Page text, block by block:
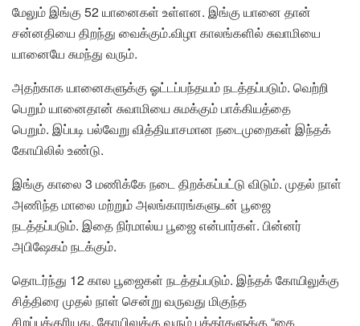
மேலும் இங்கு 52 யானைகள் உள்ளன. இங்கு யானை தான்
சன்னதியை திறந்து வைக்கும்.விழா காலங்களில் சுவாமியை
யானையே சுமந்து வரும்.
அதற்காக யானைகளுக்கு ஓட்டப்பந்தயம் நடத்தப்படும். வெற்றி
பெறும் யானைதான் சுவாமியை சுமக்கும் பாக்கியத்தை
பெறும். இப்படி பல்வேறு வித்தியாசமான நடைமுறைகள் இந்தக்
கோயிலில் உண்டு.
இங்கு காலை 3 மணிக்கே நடை திறக்கப்பட்டு விடும். முதல் நாள்
அணிந்த மாலை மற்றும் அலங்காரங்களுடன் பூஜை
நடத்தப்படும். இதை நிர்மால்ய பூஜை என்பார்கள். பின்னர்
அபிஷேகம் நடக்கும்.
தொடர்ந்து 12 கால பூஜைகள் நடத்தப்படும். இந்தக் கோயிலுக்கு
சித்திரை முதல் நாள் சென்று வருவது மிகுந்த
சிறப்புக்குரியது. கோயிலுக்கு வரும் பக்தர்களுக்கு “கை